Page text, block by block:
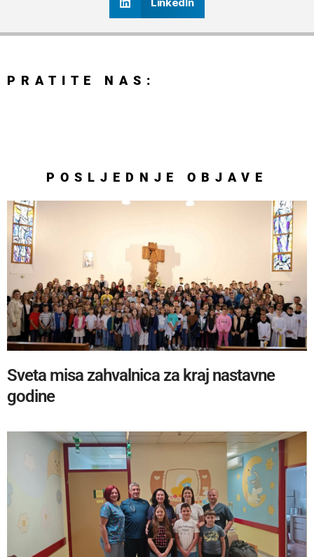
PRATITE NAS:
POSLJEDNJE OBJAVE
Sveta misa zahvalnica za kraj nastavne
godine